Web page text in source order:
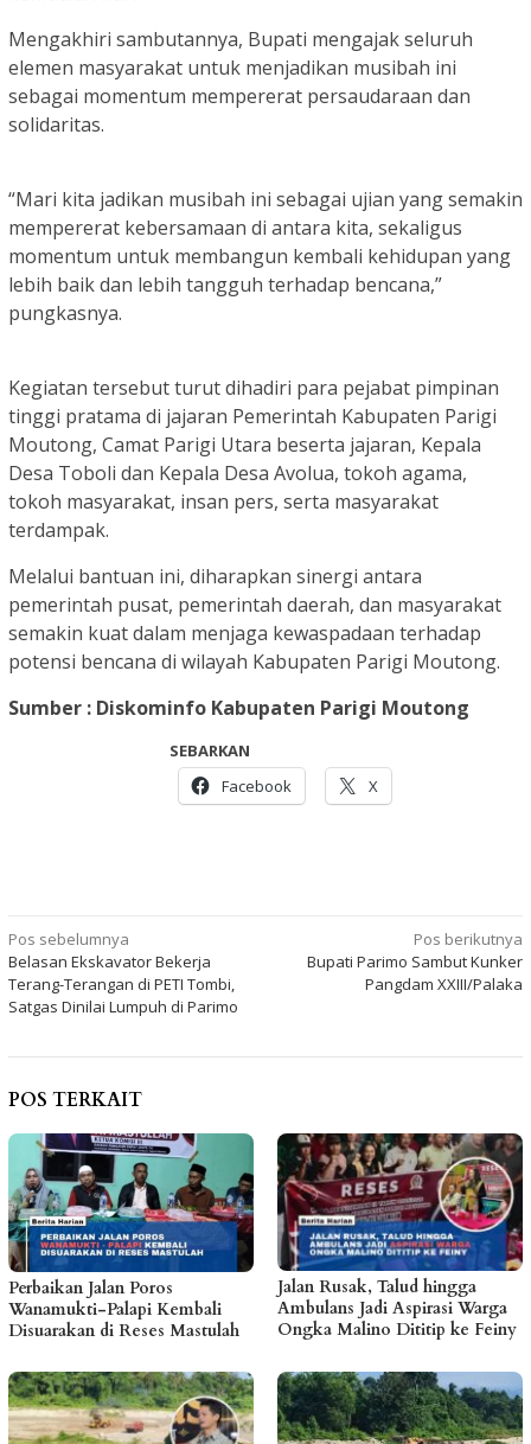
Mengakhiri sambutannya, Bupati mengajak seluruh
elemen masyarakat untuk menjadikan musibah ini
sebagai momentum mempererat persaudaraan dan
solidaritas.
“Mari kita jadikan musibah ini sebagai ujian yang semakin
mempererat kebersamaan di antara kita, sekaligus
momentum untuk membangun kembali kehidupan yang
lebih baik dan lebih tangguh terhadap bencana,”
pungkasnya.
Kegiatan tersebut turut dihadiri para pejabat pimpinan
tinggi pratama di jajaran Pemerintah Kabupaten Parigi
Moutong, Camat Parigi Utara beserta jajaran, Kepala
Desa Toboli dan Kepala Desa Avolua, tokoh agama,
tokoh masyarakat, insan pers, serta masyarakat
terdampak.
Melalui bantuan ini, diharapkan sinergi antara
pemerintah pusat, pemerintah daerah, dan masyarakat
semakin kuat dalam menjaga kewaspadaan terhadap
potensi bencana di wilayah Kabupaten Parigi Moutong.
Sumber : Diskominfo Kabupaten Parigi Moutong
SEBARKAN
Facebook
X
Navigasi
pos
Pos sebelumnya
Belasan Ekskavator Bekerja
Terang-Terangan di PETI Tombi,
Satgas Dinilai Lumpuh di Parimo
Pos berikutnya
Bupati Parimo Sambut Kunker
Pangdam XXIII/Palaka
POS TERKAIT
Perbaikan Jalan Poros
Wanamukti-Palapi Kembali
Disuarakan di Reses Mastulah
Jalan Rusak, Talud hingga
Ambulans Jadi Aspirasi Warga
Ongka Malino Dititip ke Feiny